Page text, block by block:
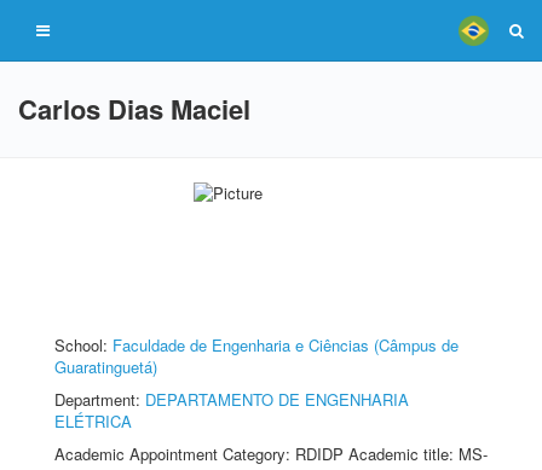
Carlos Dias Maciel
School: Faculdade de Engenharia e Ciências (Câmpus de
Guaratinguetá)
Department: DEPARTAMENTO DE ENGENHARIA
ELÉTRICA
Academic Appointment Category: RDIDP Academic title: MS-